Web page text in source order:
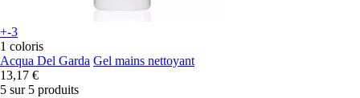
+-3
1 coloris
Acqua Del Garda Gel mains nettoyant
13,17 €
5 sur 5 produits